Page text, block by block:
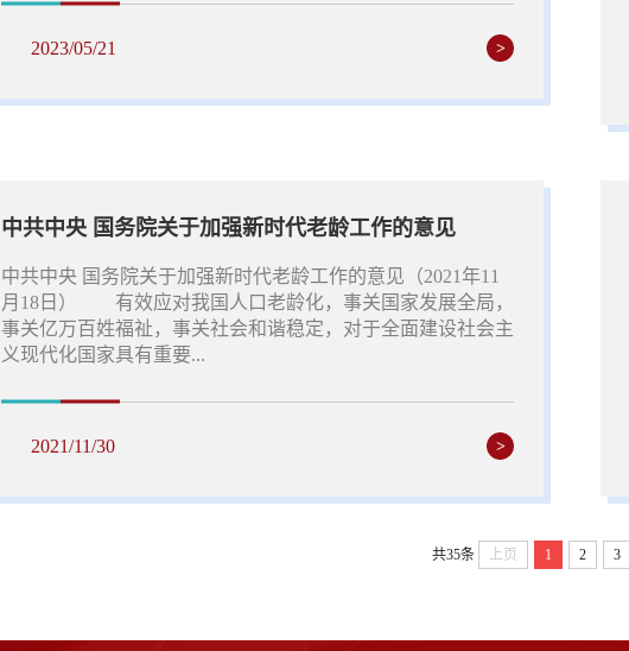
2023/05/21 >
中共中央 国务院关于加强新时代老龄工作的意见
中共中央 国务院关于加强新时代老龄工作的意见（2021年11
月18日） 有效应对我国人口老龄化，事关国家发展全局，
事关亿万百姓福祉，事关社会和谐稳定，对于全面建设社会主
义现代化国家具有重要...
2021/11/30 >
共35条 上页 1 2 3